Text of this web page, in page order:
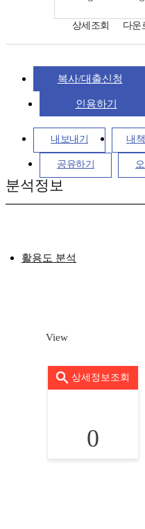
상세조회 다운
복사/대출신청
인용하기
내보내기 내
공유하기
분석정보
활용도 분석
View
상세정보조회
0